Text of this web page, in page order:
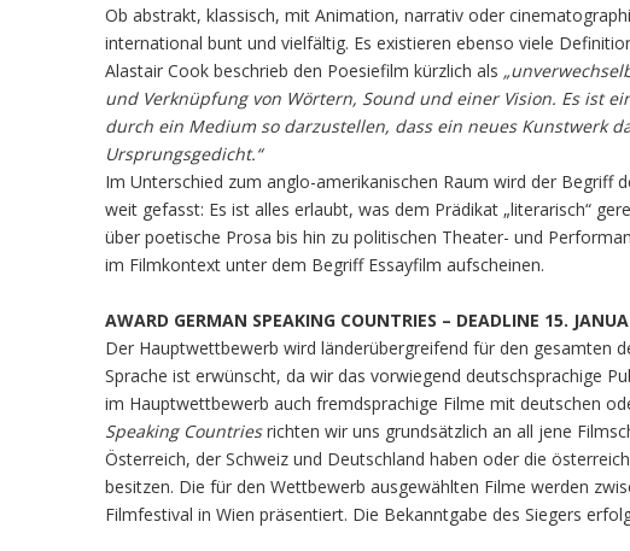
Ob abstrakt, klassisch, mit Animation, narrativ oder
international bunt und vielfältig. Es existieren ebenso viele
Alastair Cook beschrieb den Poesiefilm kürzlich als
und Verknüpfung von Wörtern, Sound und einer Vision. Es ist
durch ein Medium so darzustellen, dass ein neues Kunstwerk
Ursprungsgedicht.“
Im Unterschied zum anglo-amerikanischen Raum wird der Begriff
weit gefasst: Es ist alles erlaubt, was dem Prädikat „literarisch“
über poetische Prosa bis hin zu politischen Theater- und
im Filmkontext unter dem Begriff Essayfilm aufscheinen.
AWARD GERMAN SPEAKING COUNTRIES – DEADLINE 15.
Der Hauptwettbewerb wird länderübergreifend für den gesamten
Sprache ist erwünscht, da wir das vorwiegend deutschsprachige
im Hauptwettbewerb auch fremdsprachige Filme mit deutschen
Speaking Countriesrichten wir uns grundsätzlich an all jene
Österreich, der Schweiz und Deutschland haben oder die
besitzen. Die für den Wettbewerb ausgewählten Filme werden
Filmfestival in Wien präsentiert. Die Bekanntgabe des Siegers